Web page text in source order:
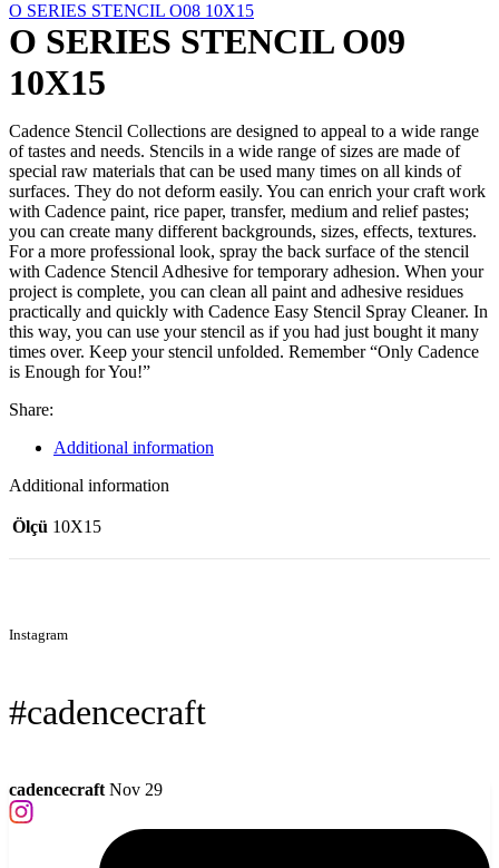
O SERIES STENCIL O08 10X15
O SERIES STENCIL O09
10X15
Cadence Stencil Collections are designed to appeal to a wide range
of tastes and needs. Stencils in a wide range of sizes are made of
special raw materials that can be used many times on all kinds of
surfaces. They do not deform easily. You can enrich your craft work
with Cadence paint, rice paper, transfer, medium and relief pastes;
you can create many different backgrounds, sizes, effects, textures.
For a more professional look, spray the back surface of the stencil
with Cadence Stencil Adhesive for temporary adhesion. When your
project is complete, you can clean all paint and adhesive residues
practically and quickly with Cadence Easy Stencil Spray Cleaner. In
this way, you can use your stencil as if you had just bought it many
times over. Keep your stencil unfolded. Remember “Only Cadence
is Enough for You!”
Share:
Additional information
Additional information
Ölçü 10X15
Instagram
#cadencecraft
cadencecraft Nov 29